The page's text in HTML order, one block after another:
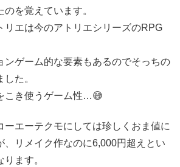
を覚えています。
リエは今のアトリエシリーズのRPG
ンゲーム的な要素もあるのでそっちの
た。
こき使うゲーム性…😅
ーエーテクモにしては珍しくおま値に
、リメイク作なのに6,000円超えとい
ます。